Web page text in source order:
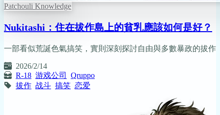
Patchouli Knowledge
Nukitashi：住在拔作島上的貧乳應該如何是好？
一部看似荒誕色氣搞笑，實則深刻探討自由與多數暴政的拔作
2026/2/14
R-18 游戏公司
Qruppo
拔作 战斗 搞笑 恋爱